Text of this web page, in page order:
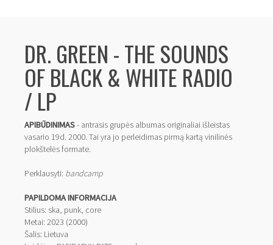
DR. GREEN - THE SOUNDS
OF BLACK & WHITE RADIO
/ LP
APIBŪDINIMAS- antrasis grupės albumas originaliai išleistas
vasario 19d. 2000. Tai yra jo perleidimas pirmą kartą vinilinės
plokštelės formate.
Perklausyti: bandcamp
PAPILDOMA INFORMACIJA
Stilius: ska, punk, core
Metai: 2023 (2000)
Šalis: Lietuva